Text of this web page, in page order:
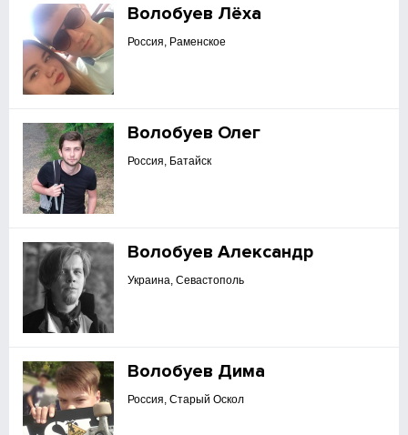
Волобуев Лёха
Россия, Раменское
Волобуев Олег
Россия, Батайск
Волобуев Александр
Украина, Севастополь
Волобуев Дима
Россия, Старый Оскол